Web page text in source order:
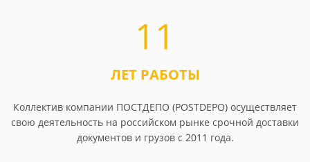
11
ЛЕТ РАБОТЫ
Коллектив компании ПОСТДЕПО (POSTDEPO) осуществляет
свою деятельность на российском рынке срочной доставки
документов и грузов с 2011 года.